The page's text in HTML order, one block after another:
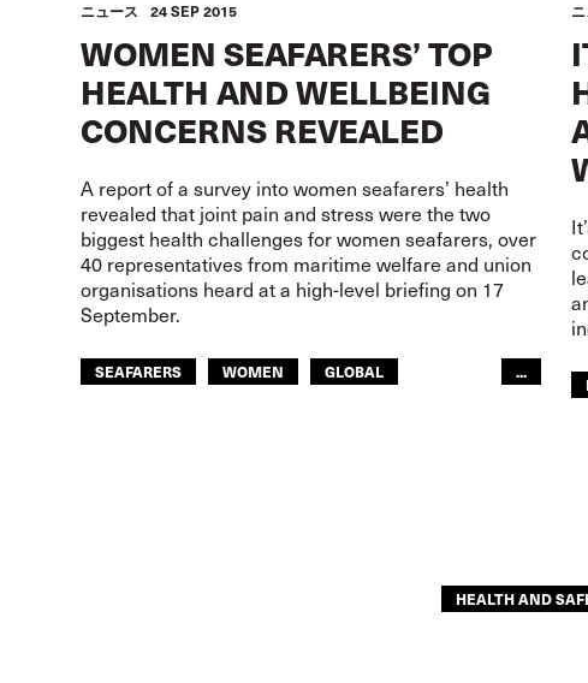
ニュース 24 SEP 2015
WOMEN SEAFARERS’ TOP
HEALTH AND WELLBEING
CONCERNS REVEALED
A report of a survey into women seafarers’ health
revealed that joint pain and stress were the two
biggest health challenges for women seafarers, over
40 representatives from maritime welfare and union
organisations heard at a high-level briefing on 17
September.
SEAFARERS WOMEN
GLOBAL
...
HEALTH AND